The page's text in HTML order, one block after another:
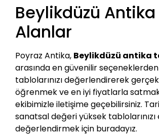
Beylikdüzü
Alanlar
Poyraz Antika, Beylikdüzü antika
arasında en güvenilir
tablolarınızı değerlendirerek
öğrenmek ve en iyi fiyatlarla
ekibimizle iletişime geçebilirsiniz.
sanatsal değeri yüksek tablolarınızı
değerlendirmek için buradayız.